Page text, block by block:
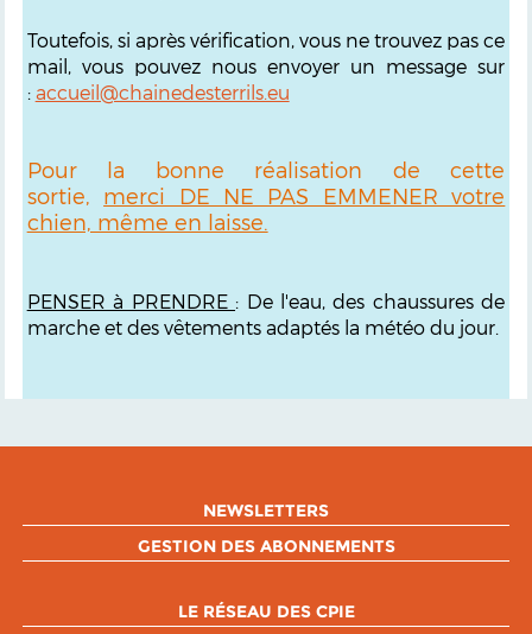
Toutefois, si après vérification, vous ne trouvez pas ce
mail, vous pouvez nous envoyer un message sur
: accueil@chainedesterrils.eu
Pour la bonne réalisation de cette
sortie, merci DE NE PAS EMMENER votre
chien, même en laisse.
PENSER à PRENDRE : De l'eau, des chaussures de
marche et des vêtements adaptés la météo du jour.
NEWSLETTERS
GESTION DES ABONNEMENTS
LE RÉSEAU DES CPIE